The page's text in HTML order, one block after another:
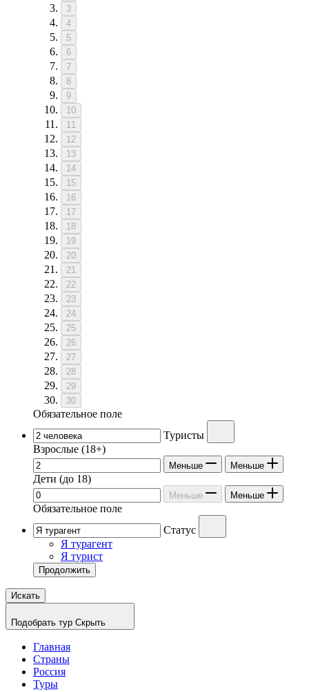
3
4
5
6
7
8
9
10
11
12
13
14
15
16
17
18
19
20
21
22
23
24
25
26
27
28
29
30
Обязательное поле
Туристы
Взрослые (18+)
Меньше Меньше
Дети (до 18)
Меньше Меньше
Обязательное поле
Статус
Я турагент
Я турист
Продолжить
Искать
Подобрать тур Скрыть
Главная
Страны
Россия
Туры